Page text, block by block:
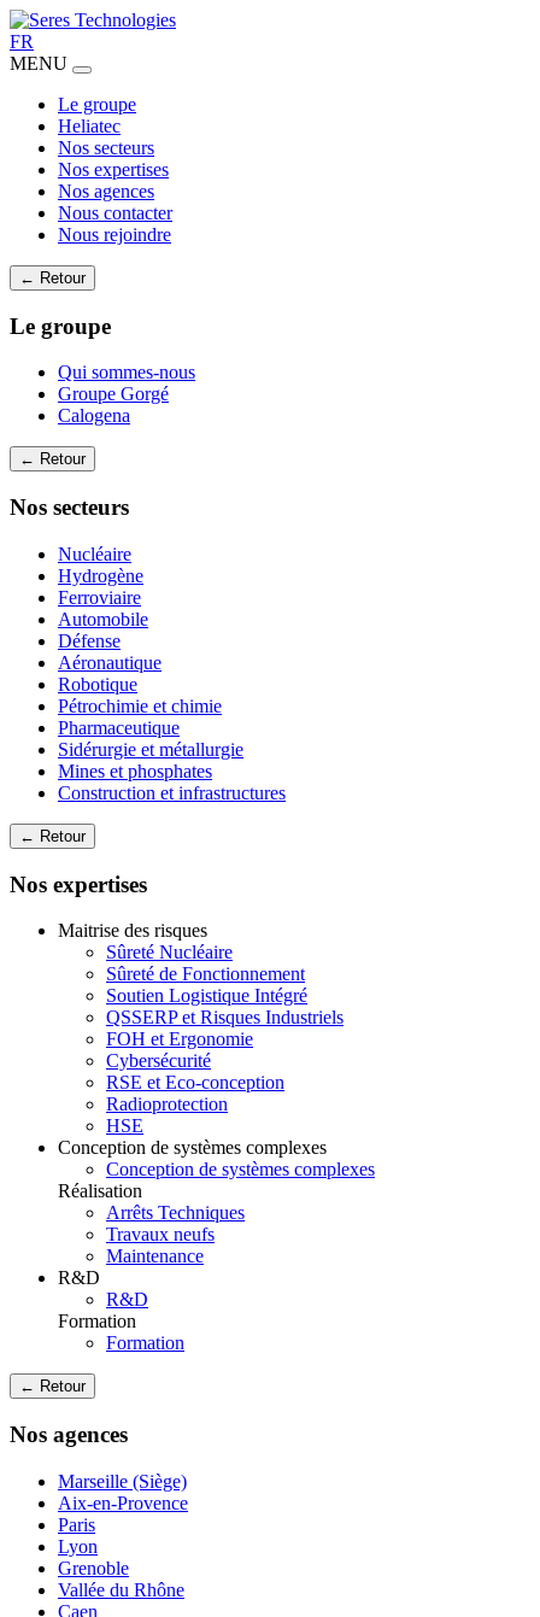
FR
MENU
Le groupe
Heliatec
Nos secteurs
Nos expertises
Nos agences
Nous contacter
Nous rejoindre
← Retour
Le groupe
Qui sommes-nous
Groupe Gorgé
Calogena
← Retour
Nos secteurs
Nucléaire
Hydrogène
Ferroviaire
Automobile
Défense
Aéronautique
Robotique
Pétrochimie et chimie
Pharmaceutique
Sidérurgie et métallurgie
Mines et phosphates
Construction et infrastructures
← Retour
Nos expertises
Maitrise des risques
Sûreté Nucléaire
Sûreté de Fonctionnement
Soutien Logistique Intégré
QSSERP et Risques Industriels
FOH et Ergonomie
Cybersécurité
RSE et Eco-conception
Radioprotection
HSE
Conception de systèmes complexes
Conception de systèmes complexes
Réalisation
Arrêts Techniques
Travaux neufs
Maintenance
R&D
R&D
Formation
Formation
← Retour
Nos agences
Marseille (Siège)
Aix-en-Provence
Paris
Lyon
Grenoble
Vallée du Rhône
Caen